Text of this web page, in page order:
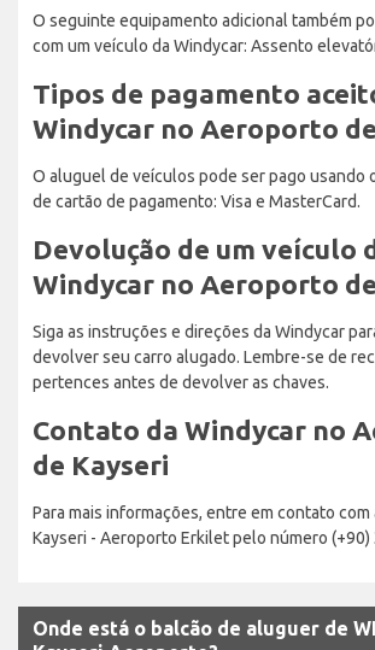
O seguinte equipamento adicional também
com um veículo da Windycar: Assento
Tipos de pagamento
Windycar no Aeroporto
O aluguel de veículos pode ser pago usando
de cartão de pagamento: Visa e MasterCard.
Devolução de um veículo
Windycar no Aeroporto
Siga as instruções e direções da Windycar
devolver seu carro alugado. Lembre-se de
pertences antes de devolver as chaves.
Contato da Windycar no
de Kayseri
Para mais informações, entre em contato com
Kayseri - Aeroporto Erkilet pelo número
Onde está o balcão de aluguer de